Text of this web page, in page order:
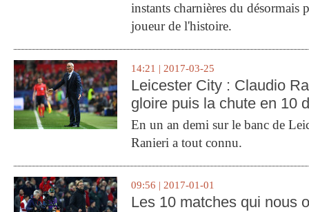
instants charnières du désormais
joueur de l'histoire.
14:21 | 2017-03-25
Leicester City : Claudio
gloire puis la chute en 10
En un an demi sur le banc de
Ranieri a tout connu.
09:56 | 2017-01-01
Les 10 matches qui nous